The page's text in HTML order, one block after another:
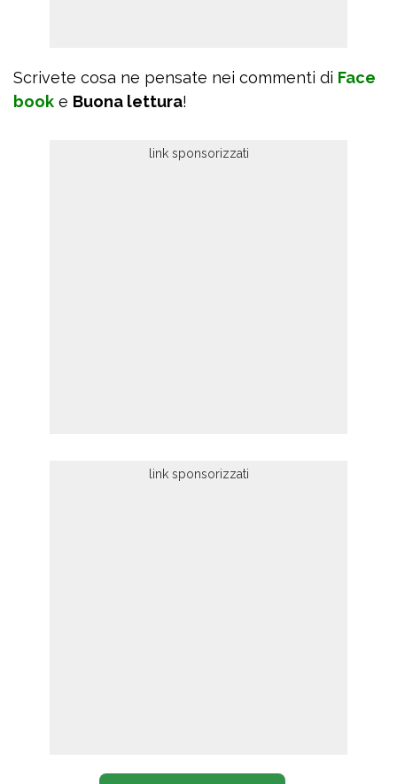
Scrivete cosa ne pensate nei commenti di Face
book e Buona lettura!